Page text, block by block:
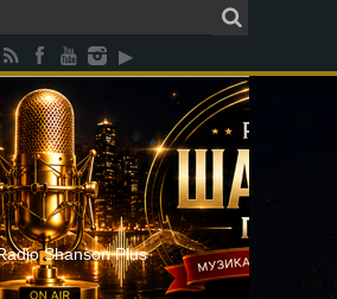
Shanson Plus